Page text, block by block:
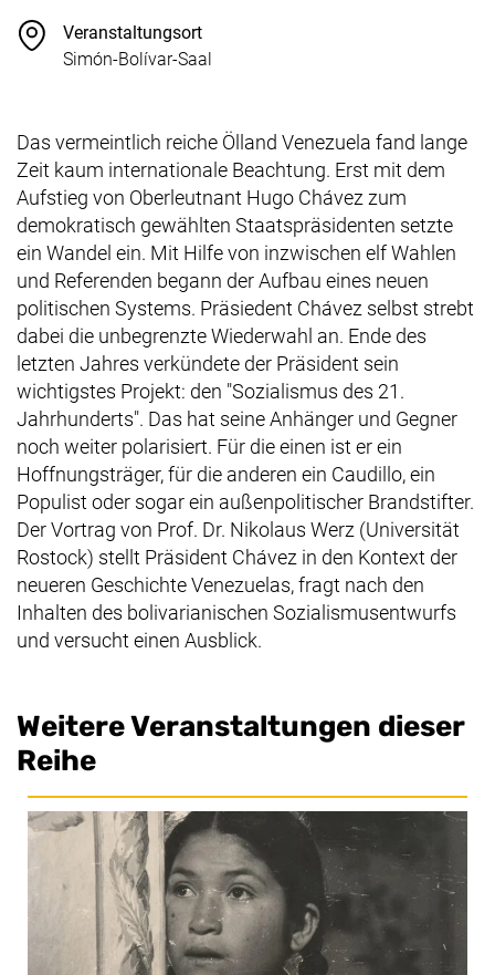
Veranstaltungsort
Simón-Bolívar-Saal
Das vermeintlich reiche Ölland Venezuela fand lange
Zeit kaum internationale Beachtung. Erst mit dem
Aufstieg von Oberleutnant Hugo Chávez zum
demokratisch gewählten Staatspräsidenten setzte
ein Wandel ein. Mit Hilfe von inzwischen elf Wahlen
und Referenden begann der Aufbau eines neuen
politischen Systems. Präsiedent Chávez selbst strebt
dabei die unbegrenzte Wiederwahl an. Ende des
letzten Jahres verkündete der Präsident sein
wichtigstes Projekt: den "Sozialismus des 21.
Jahrhunderts". Das hat seine Anhänger und Gegner
noch weiter polarisiert. Für die einen ist er ein
Hoffnungsträger, für die anderen ein Caudillo, ein
Populist oder sogar ein außenpolitischer Brandstifter.
Der Vortrag von Prof. Dr. Nikolaus Werz (Universität
Rostock) stellt Präsident Chávez in den Kontext der
neueren Geschichte Venezuelas, fragt nach den
Inhalten des bolivarianischen Sozialismusentwurfs
und versucht einen Ausblick.
Weitere Veranstaltungen dieser
Reihe